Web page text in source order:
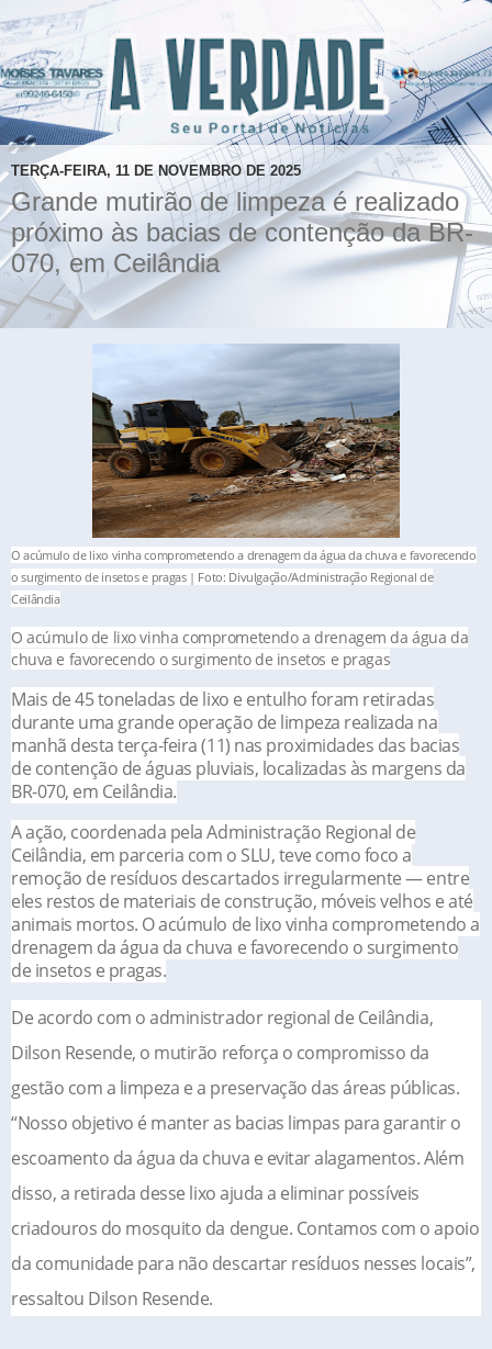
TERÇA-FEIRA, 11 DE NOVEMBRO DE 2025
Grande mutirão de limpeza é realizado
próximo às bacias de contenção da BR-
070, em Ceilândia
O acúmulo de lixo vinha comprometendo a drenagem da água da chuva e favorecendo
o surgimento de insetos e pragas | Foto: Divulgação/Administração Regional de
Ceilândia
O acúmulo de lixo vinha comprometendo a drenagem da água da
chuva e favorecendo o surgimento de insetos e pragas
Mais de 45 toneladas de lixo e entulho foram retiradas
durante uma grande operação de limpeza realizada na
manhã desta terça-feira (11) nas proximidades das bacias
de contenção de águas pluviais, localizadas às margens da
BR-070, em Ceilândia.
A ação, coordenada pela Administração Regional de
Ceilândia, em parceria com o SLU, teve como foco a
remoção de resíduos descartados irregularmente — entre
eles restos de materiais de construção, móveis velhos e até
animais mortos. O acúmulo de lixo vinha comprometendo a
drenagem da água da chuva e favorecendo o surgimento
de insetos e pragas.
De acordo com o administrador regional de Ceilândia,
Dilson Resende, o mutirão reforça o compromisso da
gestão com a limpeza e a preservação das áreas públicas.
“Nosso objetivo é manter as bacias limpas para garantir o
escoamento da água da chuva e evitar alagamentos. Além
disso, a retirada desse lixo ajuda a eliminar possíveis
criadouros do mosquito da dengue. Contamos com o apoio
da comunidade para não descartar resíduos nesses locais”,
ressaltou Dilson Resende.